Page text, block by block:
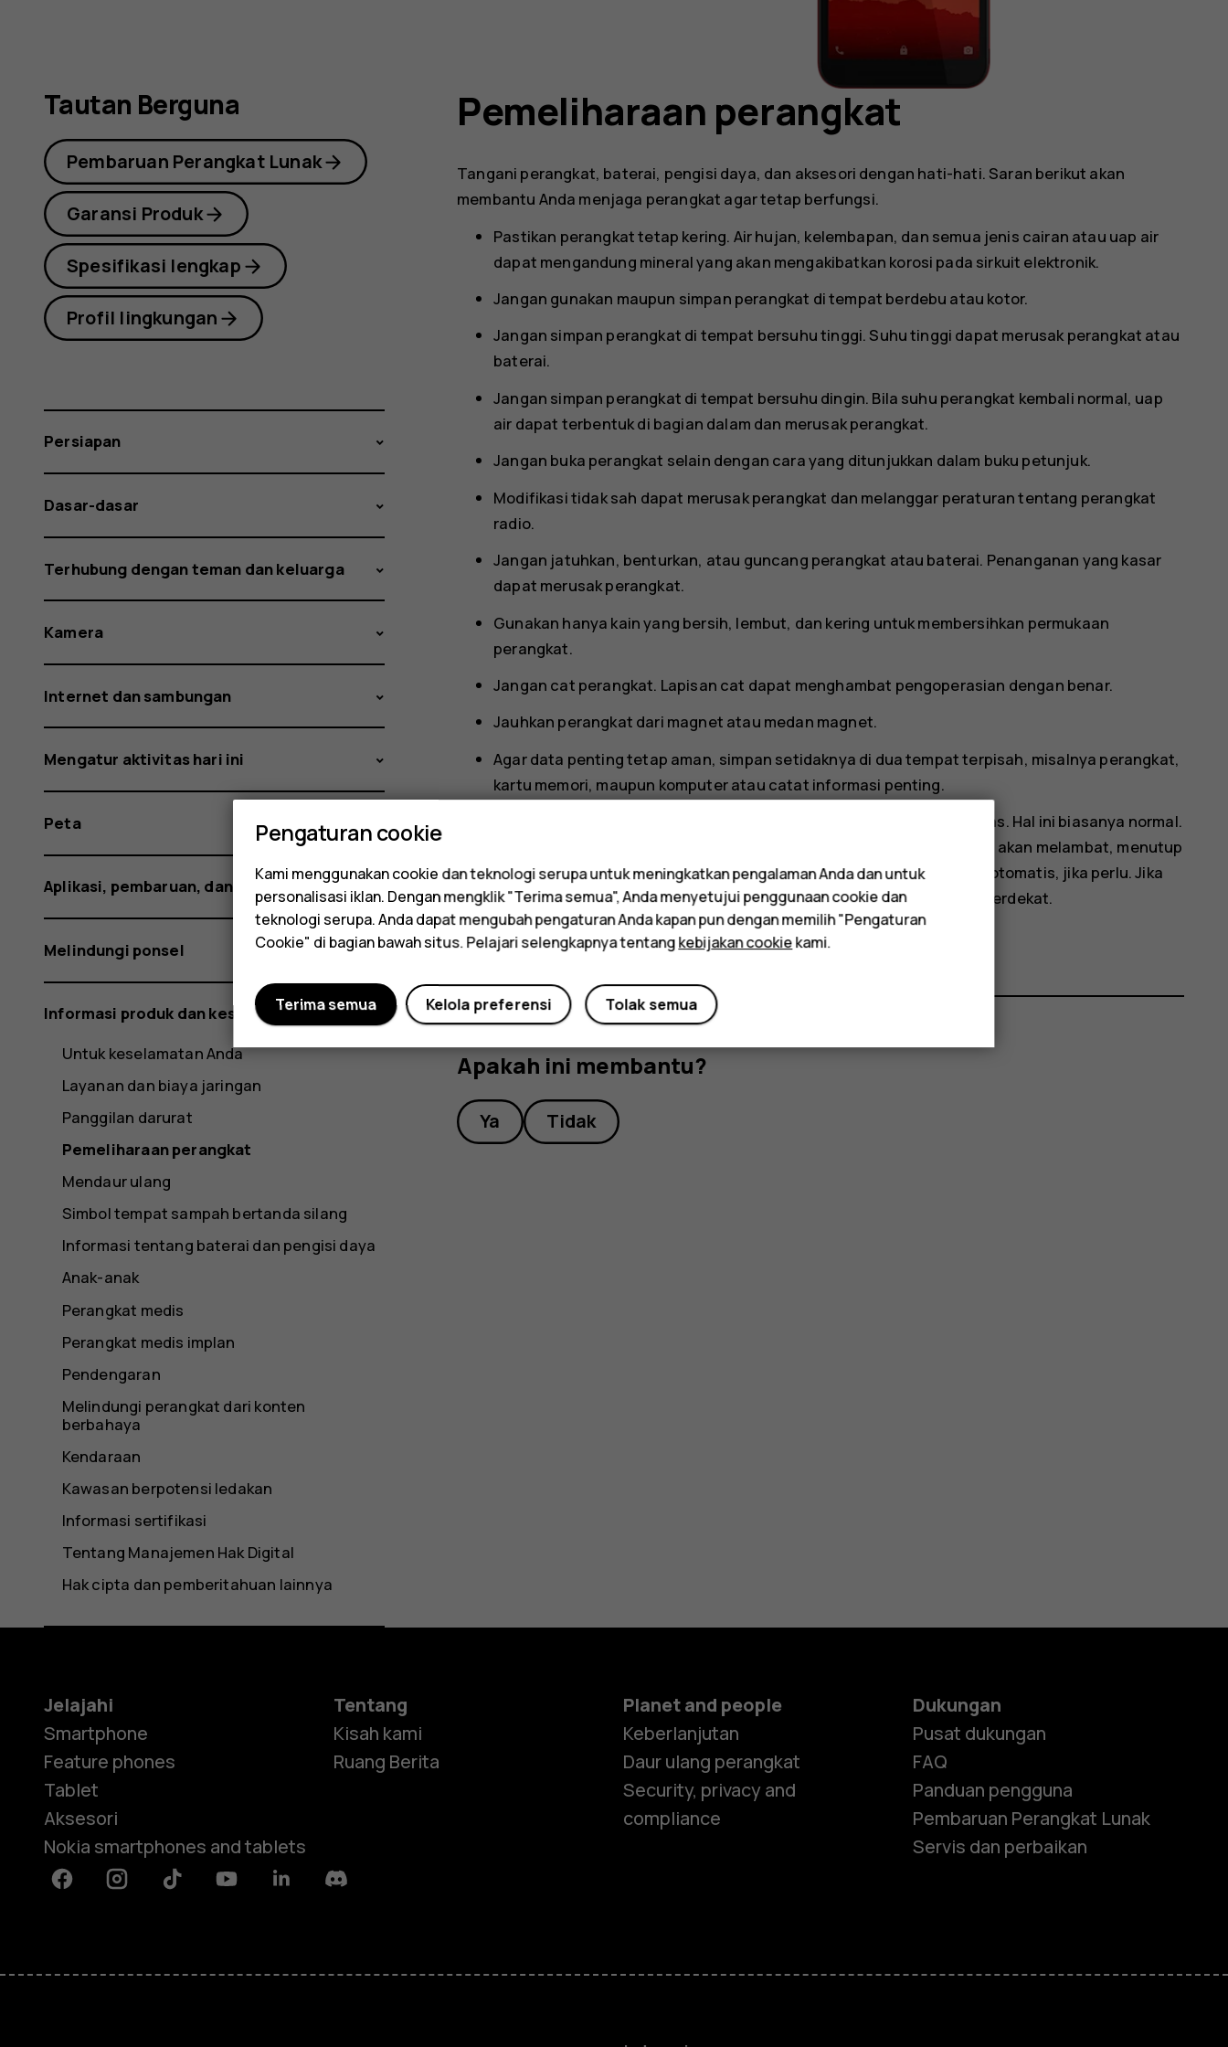
Smartphone
Pemeliharaan perangkat
Tangani perangkat, baterai, pengisi daya, dan aksesori dengan hati-hati. Saran berikut akan
membantu Anda menjaga perangkat agar tetap berfungsi.
Pastikan perangkat tetap kering. Air hujan, kelembapan, dan semua jenis cairan atau uap air
dapat mengandung mineral yang akan mengakibatkan korosi pada sirkuit elektronik.
Jangan gunakan maupun simpan perangkat di tempat berdebu atau kotor.
Jangan simpan perangkat di tempat bersuhu tinggi. Suhu tinggi dapat merusak perangkat atau
baterai.
Jangan simpan perangkat di tempat bersuhu dingin. Bila suhu perangkat kembali normal, uap
air dapat terbentuk di bagian dalam dan merusak perangkat.
Jangan buka perangkat selain dengan cara yang ditunjukkan dalam buku petunjuk.
Modifikasi tidak sah dapat merusak perangkat dan melanggar peraturan tentang perangkat
radio.
Jangan jatuhkan, benturkan, atau guncang perangkat atau baterai. Penanganan yang kasar
dapat merusak perangkat.
Gunakan hanya kain yang bersih, lembut, dan kering untuk membersihkan permukaan
perangkat.
Jangan cat perangkat. Lapisan cat dapat menghambat pengoperasian dengan benar.
Jauhkan perangkat dari magnet atau medan magnet.
Agar data penting tetap aman, simpan setidaknya di dua tempat terpisah, misalnya perangkat,
kartu memori, maupun komputer atau catat informasi penting.
Selama pengoperasian dalam waktu lama, perangkat mungkin sedikit panas. Hal ini biasanya normal.
Untuk menghindari agar perangkat tidak terlalu panas, perangkat mungkin akan melambat, menutup
aplikasi, menonaktifkan pengisian daya, dan menonaktifkan daya secara otomatis, jika perlu. Jika
tidak berfungsi dengan benar, bawa perangkat ke fasilitas layanan resmi terdekat.
Apakah ini membantu?
Ya Tidak
Tautan Berguna
Pembaruan Perangkat Lunak
Garansi Produk
Spesifikasi lengkap
Profil lingkungan
Persiapan
Dasar-dasar
Terhubung dengan teman dan keluarga
Kamera
Internet dan sambungan
Mengatur aktivitas hari ini
Peta
Aplikasi, pembaruan, dan cadangan
Melindungi ponsel
Informasi produk dan keselamatan
Untuk keselamatan Anda
Layanan dan biaya jaringan
Panggilan darurat
Pemeliharaan perangkat
Mendaur ulang
Simbol tempat sampah bertanda silang
Informasi tentang baterai dan pengisi daya
Anak-anak
Perangkat medis
Perangkat medis implan
Pendengaran
Melindungi perangkat dari konten
berbahaya
Kendaraan
Kawasan berpotensi ledakan
Informasi sertifikasi
Tentang Manajemen Hak Digital
Hak cipta dan pemberitahuan lainnya
Jelajahi
Smartphone
Feature phones
Tablet
Aksesori
Nokia smartphones and tablets
Tentang
Kisah kami
Ruang Berita
Planet and people
Keberlanjutan
Daur ulang perangkat
Security, privacy and
compliance
Dukungan
Pusat dukungan
FAQ
Panduan pengguna
Pembaruan Perangkat Lunak
Servis dan perbaikan
FacebookInstagramTiktok YoutubeLinkedinDiscord
Pengaturan cookie
Kami menggunakan cookie dan teknologi serupa untuk meningkatkan pengalaman Anda dan untuk
personalisasi iklan. Dengan mengklik "Terima semua", Anda menyetujui penggunaan cookie dan
teknologi serupa. Anda dapat mengubah pengaturan Anda kapan pun dengan memilih "Pengaturan
Cookie" di bagian bawah situs. Pelajari selengkapnya tentangkebijakan cookiekami.
Tolak semua
Kelola preferensi
Terima semua